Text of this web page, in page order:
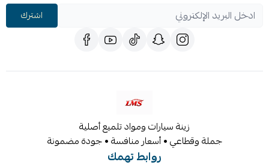
اشترك
زينة سيارات ومواد تلميع أصلية
جملة وقطاعي • أسعار منافسة • جودة مضمونة
روابط تهمك